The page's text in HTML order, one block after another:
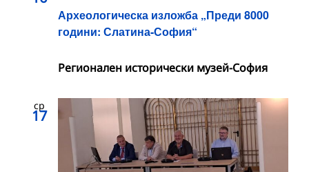
Археологическа изложба „Преди 8000
години: Слатина-София“
Регионален исторически музей-София
ср
17